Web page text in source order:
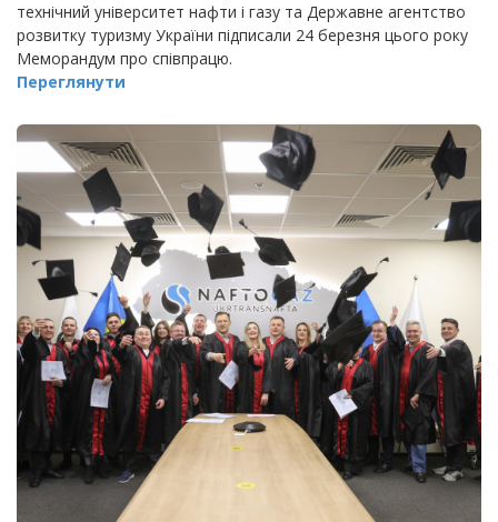
технічний університет нафти і газу та Державне агентство
розвитку туризму України підписали 24 березня цього року
Меморандум про співпрацю.
Переглянути